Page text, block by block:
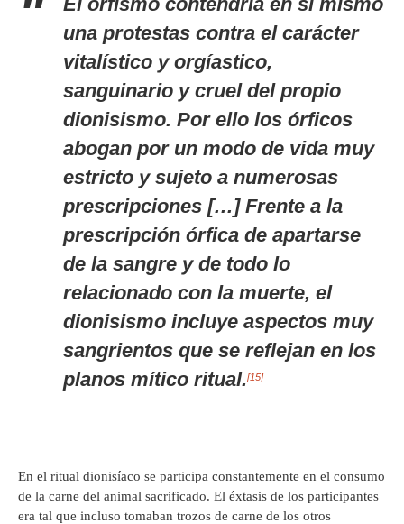
una protestas contra el carácter
vitalístico y orgíastico,
sanguinario y cruel del propio
dionisismo. Por ello los órficos
abogan por un modo de vida muy
estricto y sujeto a numerosas
prescripciones […] Frente a la
prescripción órfica de apartarse
de la sangre y de todo lo
relacionado con la muerte, el
dionisismo incluye aspectos muy
sangrientos que se reflejan en los
planos mítico ritual.[15]
En el ritual dionisíaco se participa constantemente en el consumo
de la carne del animal sacrificado. El éxtasis de los participantes
era tal que incluso tomaban trozos de carne de los otros